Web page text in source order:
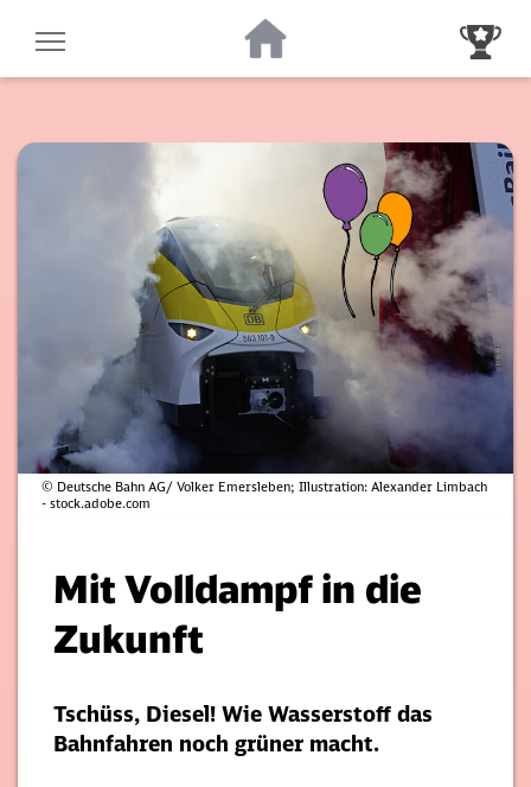
© Deutsche Bahn AG/ Volker Emersleben; Illustration: Alexander Limbach
- stock.adobe.com
Mit Volldampf in die
Zukunft
Tschüss, Diesel! Wie Wasserstoff das
Bahnfahren noch grüner macht.